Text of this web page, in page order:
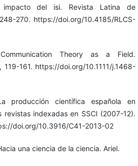
del isi. Revista Latina de
270. https://doi.org/10.4185/RLCS-
Theory as a Field.
161. https://doi.org/10.1111/j.1468-
producción científica española en
revistas indexadas en SSCI (2007-12).
doi.org/10.3916/C41-2013-02
una ciencia de la ciencia. Ariel.